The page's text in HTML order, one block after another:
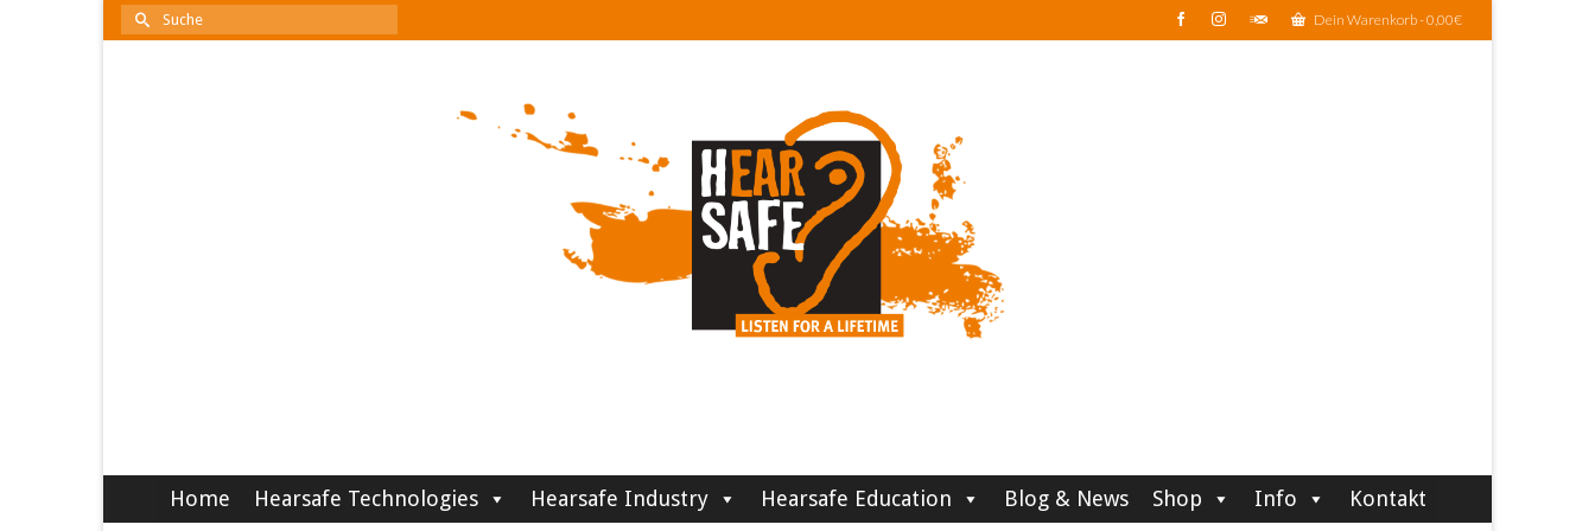
Dein Warenkorb-0,00€
Suche
nach:
Home Hearsafe Technologies Hearsafe Industry Hearsafe Education Blog & News Shop Info Kontakt